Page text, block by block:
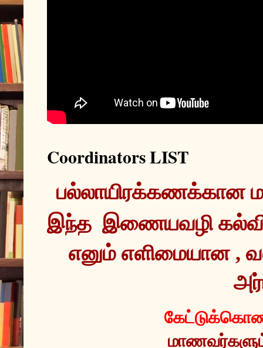
Coordinators LIST
இந்த  இணையவழி
எனும் எளிமையான ,